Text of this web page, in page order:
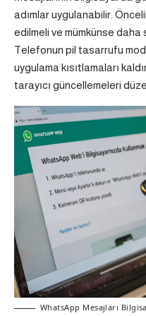
adımlar uygulanabilir.
edilmeli ve mümkünse daha
Telefonun pil tasarrufu
uygulama kısıtlamaları
tarayıcı güncellemeleri
WhatsApp Mesajları